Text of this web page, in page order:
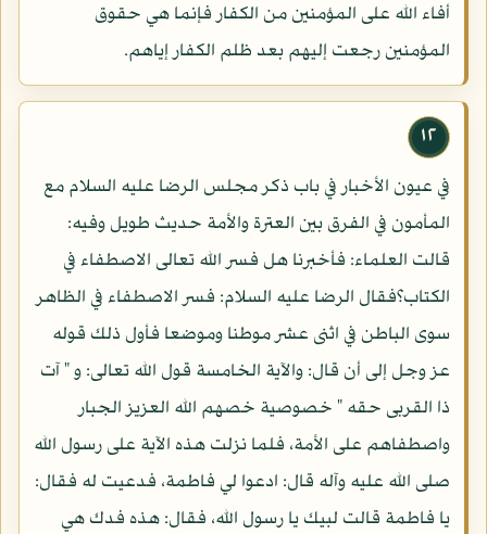
أفاء الله على المؤمنين من الكفار فإنما هي حقوق
المؤمنين رجعت إليهم بعد ظلم الكفار إياهم.
١٢
في عيون الأخبار في باب ذكر مجلس الرضا عليه السلام مع
المأمون في الفرق بين العترة والأمة حديث طويل وفيه:
قالت العلماء: فأخبرنا هل فسر الله تعالى الاصطفاء في
الكتاب؟فقال الرضا عليه السلام: فسر الاصطفاء في الظاهر
سوى الباطن في اثنى عشر موطنا وموضعا فأول ذلك قوله
عز وجل إلى أن قال: والآية الخامسة قول الله تعالى: و " آت
ذا القربى حقه " خصوصية خصهم الله العزيز الجبار
واصطفاهم على الأمة، فلما نزلت هذه الآية على رسول الله
صلى الله عليه وآله قال: ادعوا لي فاطمة، فدعيت له فقال:
يا فاطمة قالت لبيك يا رسول الله، فقال: هذه فدك هي